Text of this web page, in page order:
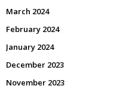
March 2024
February 2024
January 2024
December 2023
November 2023